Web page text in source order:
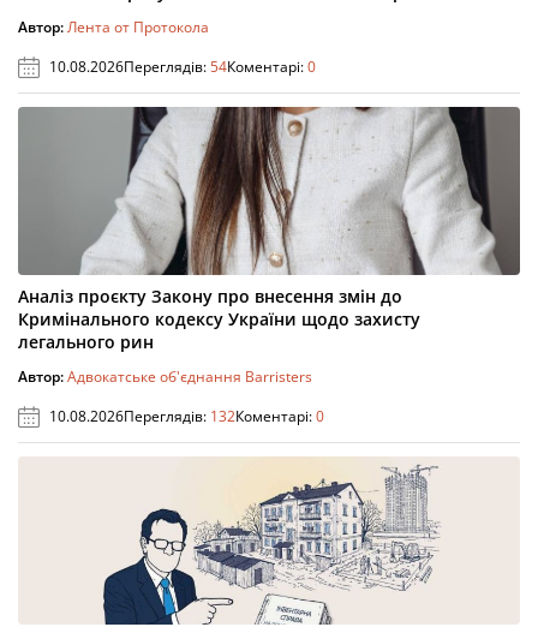
Автор:Лента от Протокола
10.08.2026Переглядів:54Коментарі:0
Аналіз проєкту Закону про внесення змін до
Кримінального кодексу України щодо захисту
легального рин
Автор:Адвокатське об'єднання Barristers
10.08.2026Переглядів: 132Коментарі:0